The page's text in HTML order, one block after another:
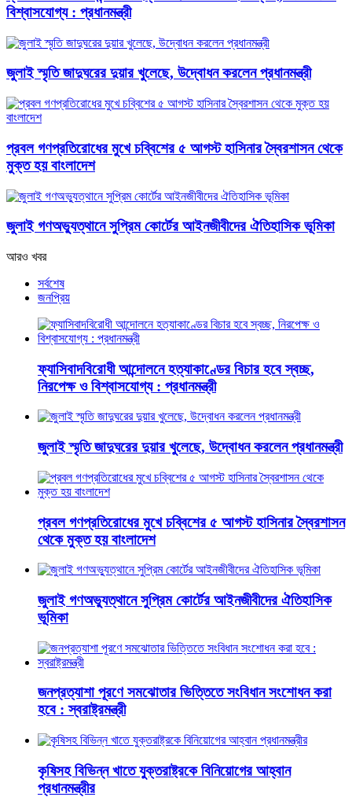
বিশ্বাসযোগ্য : প্রধানমন্ত্রী
জুলাই স্মৃতি জাদুঘরের দুয়ার খুলেছে, উদ্বোধন করলেন প্রধানমন্ত্রী
প্রবল গণপ্রতিরোধের মুখে চব্বিশের ৫ আগস্ট হাসিনার স্বৈরশাসন থেকে
মুক্ত হয় বাংলাদেশ
জুলাই গণঅভ্যুত্থানে সুপ্রিম কোর্টের আইনজীবীদের ঐতিহাসিক ভূমিকা
আরও খবর
সর্বশেষ
জনপ্রিয়
ফ্যাসিবাদবিরোধী আন্দোলনে হত্যাকাণ্ডের বিচার হবে স্বচ্ছ,
নিরপেক্ষ ও বিশ্বাসযোগ্য : প্রধানমন্ত্রী
জুলাই স্মৃতি জাদুঘরের দুয়ার খুলেছে, উদ্বোধন করলেন প্রধানমন্ত্রী
প্রবল গণপ্রতিরোধের মুখে চব্বিশের ৫ আগস্ট হাসিনার স্বৈরশাসন
থেকে মুক্ত হয় বাংলাদেশ
জুলাই গণঅভ্যুত্থানে সুপ্রিম কোর্টের আইনজীবীদের ঐতিহাসিক
ভূমিকা
জনপ্রত্যাশা পূরণে সমঝোতার ভিত্তিতে সংবিধান সংশোধন করা
হবে : স্বরাষ্ট্রমন্ত্রী
কৃষিসহ বিভিন্ন খাতে যুক্তরাষ্ট্রকে বিনিয়োগের আহ্বান
প্রধানমন্ত্রীর